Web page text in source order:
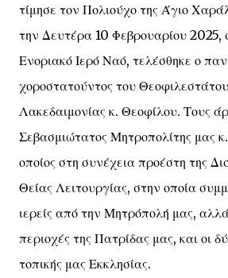
τίμησε τον Πολιούχο της Άγιο
την Δευτέρα 10 Φεβρουαρίου
Ενοριακό Ιερό Ναό, τελέσθηκε ο
χοροστατούντος του
Λακεδαιμονίας κ. Θεοφίλου. Τους
Σεβασμιώτατος Μητροπολίτης μας
οποίος στη συνέχεια προέστη της
Θείας Λειτουργίας, στην οποία
ιερείς από την Μητρόπολή μας,
περιοχές της Πατρίδας μας, και οι
τοπικής μας Εκκλησίας.